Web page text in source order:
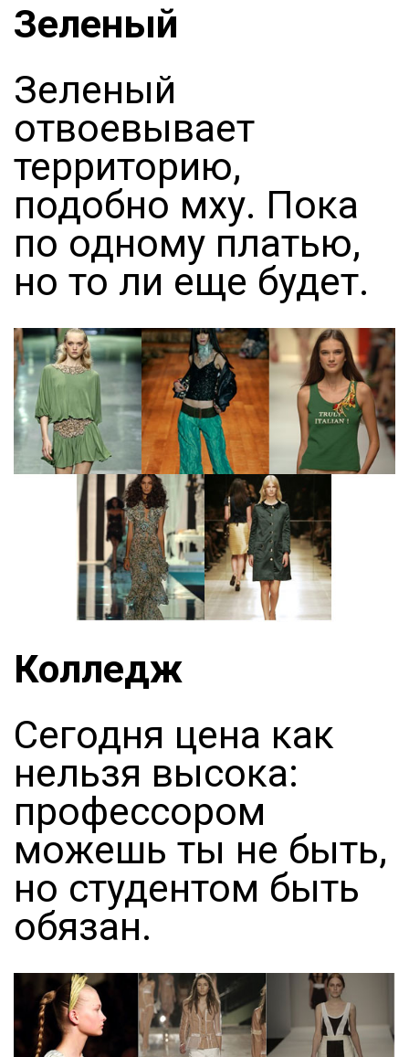
Зеленый
Зеленый
отвоевывает
территорию,
подобно мху. Пока
по одному платью,
но то ли еще будет.
Колледж
Сегодня цена как
нельзя высока:
профессором
можешь ты не быть,
но студентом быть
обязан.